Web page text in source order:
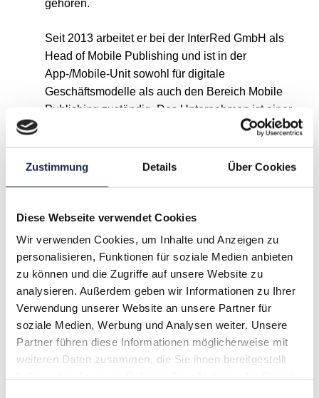
Zustimmung Details Über Cookies
Diese Webseite verwendet Cookies
Wir verwenden Cookies, um Inhalte und Anzeigen zu
personalisieren, Funktionen für soziale Medien anbieten
zu können und die Zugriffe auf unsere Website zu
analysieren. Außerdem geben wir Informationen zu Ihrer
Verwendung unserer Website an unsere Partner für
soziale Medien, Werbung und Analysen weiter. Unsere
Partner führen diese Informationen möglicherweise mit
weiteren Daten zusammen, die Sie ihnen bereitgestellt
gehören.
Seit 2013 arbeitet er bei der InterRed GmbH als
Head of Mobile Publishing und ist in der
App-/Mobile-Unit sowohl für digitale
Geschäftsmodelle als auch den Bereich Mobile
Publishing zuständig. Das Unternehmen ist einer
der technologisch führenden Anbieter in den
Bereichen Content Management System (CMS),
Redaktionssystem, Multi Channel Publishing,
Mobile-Lösungen für Zeitschriften/Zeitungen,
Corporate Publishing und Kataloge.
A B C D E F G
H J K L M N